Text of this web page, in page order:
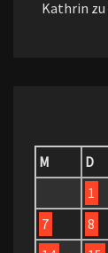
Kathrin zu
M
D
1
7
8